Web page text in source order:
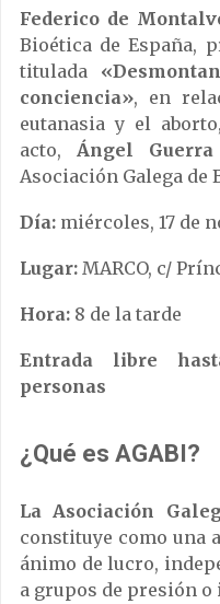
Federico de
Bioética de España,
titulada
conciencia», en
eutanasia y el
acto,Ángel
Asociación Galega de
Día: miércoles, 17 de
Lugar: MARCO, c/
Hora: 8 de la tarde
Entrada libre
personas
¿Qué es AGABI?
La Asociación
constituye como una
ánimo de lucro,
a grupos de presión